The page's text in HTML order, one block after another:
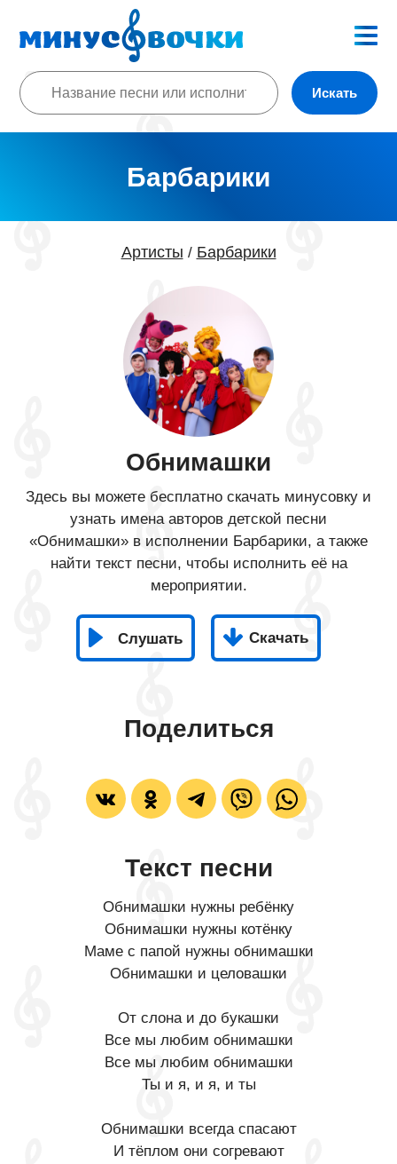
Искать
Барбарики
Артисты / Барбарики
Обнимашки
Здесь вы можете бесплатно скачать минусовку и
узнать имена авторов детской песни
«Обнимашки» в исполнении Барбарики, а также
найти текст песни, чтобы исполнить её на
мероприятии.
Слушать Скачать
Поделиться
Текст песни
Обнимашки нужны ребёнку
Обнимашки нужны котёнку
Маме с папой нужны обнимашки
Обнимашки и целовашки
От слона и до букашки
Все мы любим обнимашки
Все мы любим обнимашки
Ты и я, и я, и ты
Обнимашки всегда спасают
И тёплом они согревают